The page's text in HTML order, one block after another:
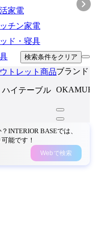
家電
チン家電
ド・寝具
トレット商品
検索条件をクリア
ハイテーブル
ブランド
OKAMURA
INTERIOR BASEでは、
能です！
Webで検索